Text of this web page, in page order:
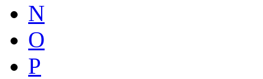
N
O
P